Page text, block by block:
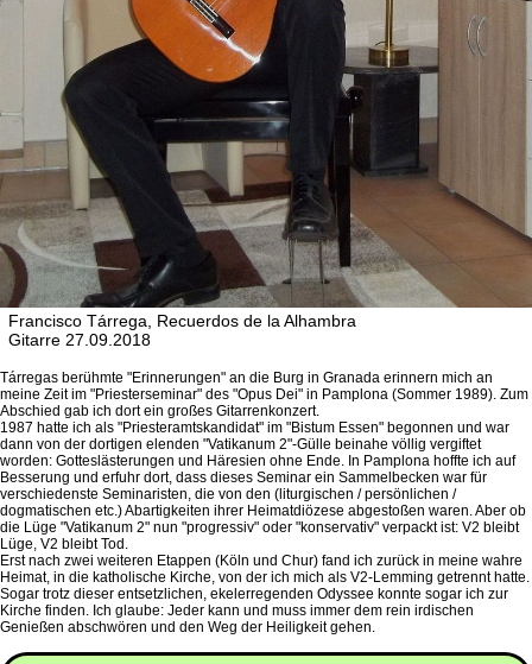
Francisco Tárrega, Recuerdos de la Alhambra
Gitarre 27.09.2018
Tárregas berühmte "Erinnerungen" an die Burg in Granada erinnern mich an
meine Zeit im "Priesterseminar" des "Opus Dei" in Pamplona (Sommer 1989). Zum
Abschied gab ich dort ein großes Gitarrenkonzert.
1987 hatte ich als "Priesteramtskandidat" im "Bistum Essen" begonnen und war
dann von der dortigen elenden "Vatikanum 2"-Gülle beinahe völlig vergiftet
worden: Gotteslästerungen und Häresien ohne Ende. In Pamplona hoffte ich auf
Besserung und erfuhr dort, dass dieses Seminar ein Sammelbecken war für
verschiedenste Seminaristen, die von den (liturgischen / persönlichen /
dogmatischen etc.) Abartigkeiten ihrer Heimatdiözese abgestoßen waren. Aber ob
die Lüge "Vatikanum 2" nun "progressiv" oder "konservativ" verpackt ist: V2 bleibt
Lüge, V2 bleibt Tod.
Erst nach zwei weiteren Etappen (Köln und Chur) fand ich zurück in meine wahre
Heimat, in die katholische Kirche, von der ich mich als V2-Lemming getrennt hatte.
Sogar trotz dieser entsetzlichen, ekelerregenden Odyssee konnte sogar ich zur
Kirche finden. Ich glaube: Jeder kann und muss immer dem rein irdischen
Genießen abschwören und den Weg der Heiligkeit gehen.